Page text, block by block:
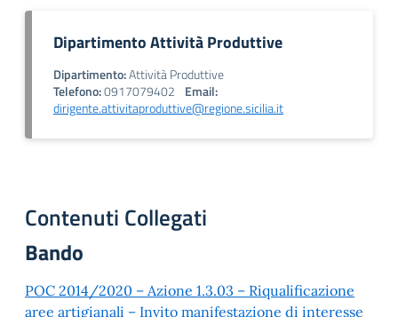
Dipartimento Attività Produttive
Dipartimento:Attività Produttive
Telefono:0917079402 Email:
dirigente.attivitaproduttive@regione.sicilia.it
Contenuti Collegati
Bando
POC 2014/2020 – Azione 1.3.03 – Riqualificazione
aree artigianali – Invito manifestazione di interesse